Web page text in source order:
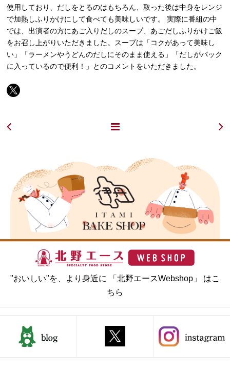
使用しており、だしをとるのはもちろん、取った後は中身をレンジ
で加熱しふりかけにして食べても美味しいです。 実際に番組の中
では、出演者の方にあご入りだしのスープ、あごだしふりかけご飯
をお召し上がりいただきました。スープは「コクがあって美味し
い」「ラーメンやうどんのだしにそのまま使える」「だしがパック
に入っているので便利！」とのコメントをいただきました。
"おいしい"を、より身近に 「北野エースWebshop」 はこ
ちら